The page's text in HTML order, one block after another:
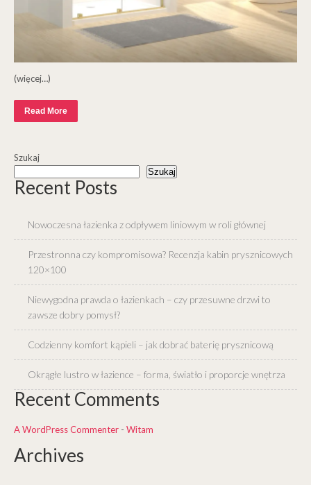
(więcej…)
Read More
Szukaj
Szukaj
Recent Posts
Nowoczesna łazienka z odpływem liniowym w roli głównej
Przestronna czy kompromisowa? Recenzja kabin prysznicowych
120×100
Niewygodna prawda o łazienkach – czy przesuwne drzwi to
zawsze dobry pomysł?
Codzienny komfort kąpieli – jak dobrać baterię prysznicową
Okrągłe lustro w łazience – forma, światło i proporcje wnętrza
Recent Comments
A WordPress Commenter - Witam
Archives